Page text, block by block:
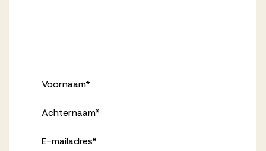
Voornaam*
Achternaam*
E-mailadres*